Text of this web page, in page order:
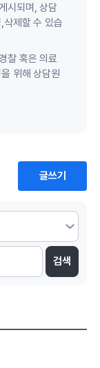
시되며, 상담
삭제할 수 있습
찰 혹은 의료
위해 상담원
글쓰기
검색